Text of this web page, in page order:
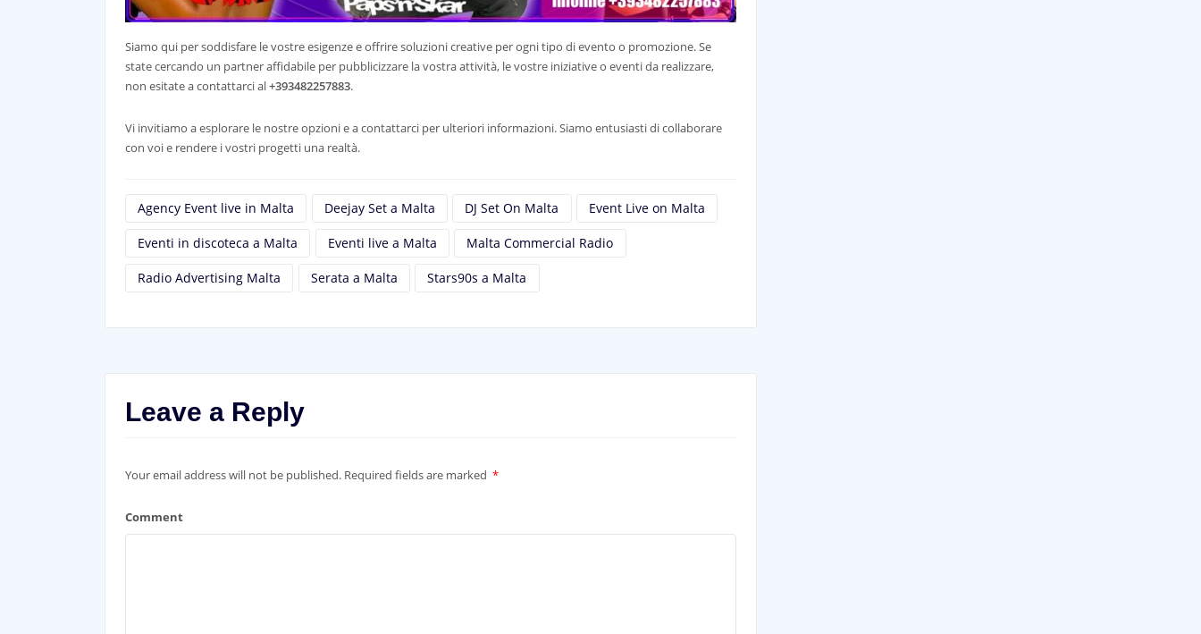
Siamo qui per soddisfare le vostre esigenze e offrire soluzioni creative per ogni tipo di evento o promozione. Se
state cercando un partner affidabile per pubblicizzare la vostra attività, le vostre iniziative o eventi da realizzare,
non esitate a contattarci al+393482257883.
Vi invitiamo a esplorare le nostre opzioni e a contattarci per ulteriori informazioni. Siamo entusiasti di collaborare
con voi e rendere i vostri progetti una realtà.
Agency Event live in Malta Deejay Set a Malta DJ Set On Malta Event Live on Malta
Eventi in discoteca a Malta Eventi live a Malta Malta Commercial Radio
Radio Advertising Malta Serata a Malta Stars90s a Malta
Leave a Reply
Your email address will not be published. Required fields are marked *
Comment